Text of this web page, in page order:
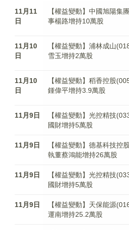
11月11
日
【權益變動】中國旭陽集
事楊路增持10萬股
11月10
日
【權益變動】浦林成山
雪玉增持2萬股
11月10
日
【權益變動】稻香控股
鍾偉平增持3.9萬股
11月9日
【權益變動】光控精技
國財增持5萬股
11月9日
【權益變動】德基科技控
執董蔡鴻能增持26萬股
11月9日
【權益變動】光控精技
國財增持5萬股
11月9日
【權益變動】天保能源
運南增持25.2萬股